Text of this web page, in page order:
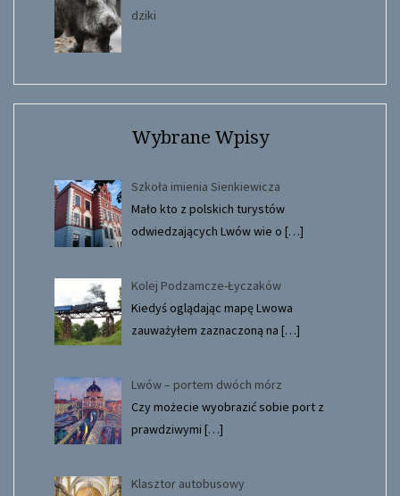
dziki
Wybrane Wpisy
Szkoła imienia Sienkiewicza
Mało kto z polskich turystów
odwiedzających Lwów wie o […]
Kolej Podzamcze-Łyczaków
Kiedyś oglądając mapę Lwowa
zauważyłem zaznaczoną na […]
Lwów – portem dwóch mórz
Czy możecie wyobrazić sobie port z
prawdziwymi […]
Klasztor autobusowy